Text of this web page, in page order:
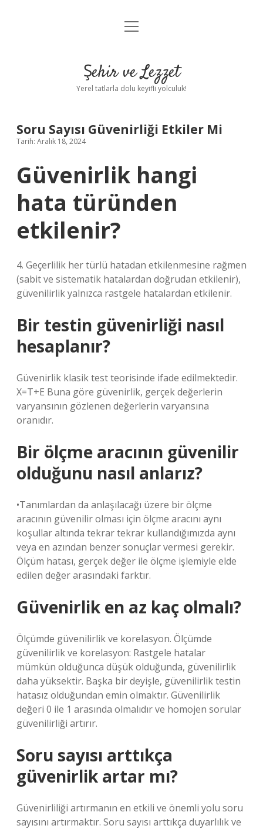
Anasayfa
Yasal Uyarı
menüyü
Şehir ve Lezzet
Yerel tatlarla dolu keyifli yolculuk!
Soru Sayısı Güvenirliği Etkiler Mi
Tarih: Aralık 18, 2024
Güvenirlik hangi
hata türünden
etkilenir?
4. Geçerlilik her türlü hatadan etkilenmesine rağmen
(sabit ve sistematik hatalardan doğrudan etkilenir),
güvenilirlik yalnızca rastgele hatalardan etkilenir.
Bir testin güvenirliği nasıl
hesaplanır?
Güvenirlik klasik test teorisinde ifade edilmektedir.
X=T+E Buna göre güvenirlik, gerçek değerlerin
varyansının gözlenen değerlerin varyansına
oranıdır.
Bir ölçme aracının güvenilir
olduğunu nasıl anlarız?
•Tanımlardan da anlaşılacağı üzere bir ölçme
aracının güvenilir olması için ölçme aracını aynı
koşullar altında tekrar tekrar kullandığımızda aynı
veya en azından benzer sonuçlar vermesi gerekir.
Ölçüm hatası, gerçek değer ile ölçme işlemiyle elde
edilen değer arasındaki farktır.
Güvenirlik en az kaç olmalı?
Ölçümde güvenilirlik ve korelasyon. Ölçümde
güvenilirlik ve korelasyon: Rastgele hatalar
mümkün olduğunca düşük olduğunda, güvenilirlik
daha yüksektir. Başka bir deyişle, güvenilirlik testin
hatasız olduğundan emin olmaktır. Güvenilirlik
değeri 0 ile 1 arasında olmalıdır ve homojen sorular
güvenilirliği artırır.
Soru sayısı arttıkça
güvenirlik artar mı?
Güvenirliliği artırmanın en etkili ve önemli yolu soru
sayısını artırmaktır. Soru sayısı arttıkça duyarlılık ve